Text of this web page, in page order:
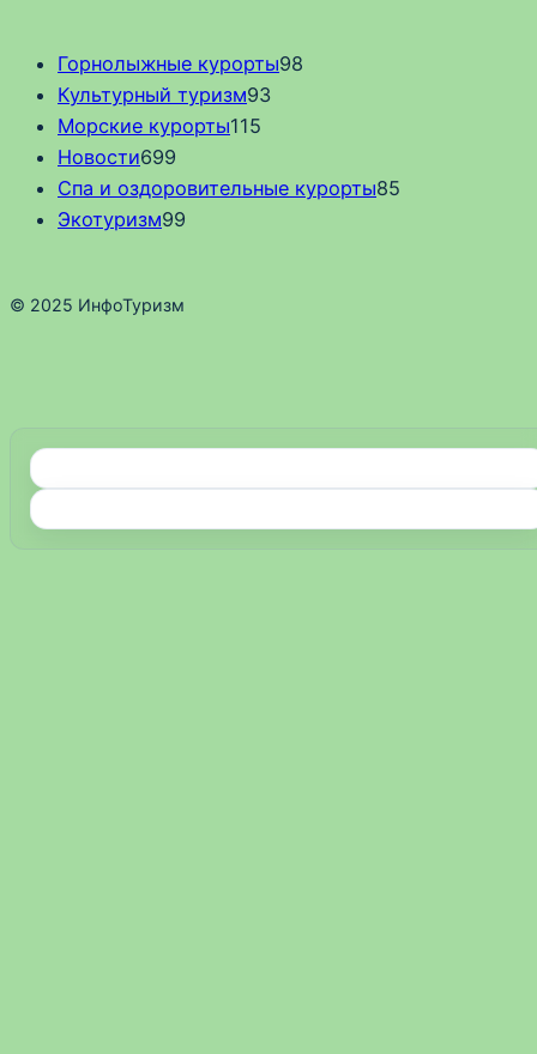
Горнолыжные курорты98
Культурный туризм93
Морские курорты115
Новости699
Спа и оздоровительные курорты85
Экотуризм99
© 2025 ИнфоТуризм